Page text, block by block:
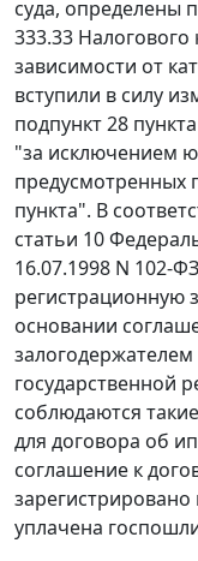
суда, определены
333.33 Налогового
зависимости от
вступили в силу
подпункт 28
"за исключением
предусмотренных
пункта". В
статьи 10
16.07.1998 N 102-
регистрационную
основании
государственной
соблюдаются
для договора об
соглашение к
уплачена